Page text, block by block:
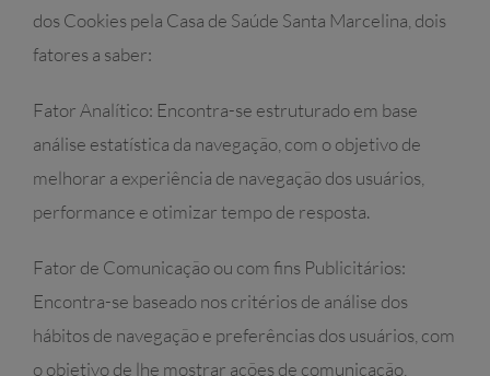
dos Cookies pela Casa de Saúde Santa Marcelina, dois
fatores a saber:
Fator Analítico: Encontra-se estruturado em base
análise estatística da navegação, com o objetivo de
melhorar a experiência de navegação dos usuários,
performance e otimizar tempo de resposta.
Fator de Comunicação ou com fins Publicitários:
Encontra-se baseado nos critérios de análise dos
hábitos de navegação e preferências dos usuários, com
o objetivo de lhe mostrar ações de comunicação,